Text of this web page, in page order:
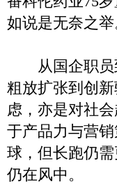
如说是无奈之举
从国企职员
粗放扩张到创
虑，亦是对社
于产品力与营
球，但长跑仍
仍在风中。